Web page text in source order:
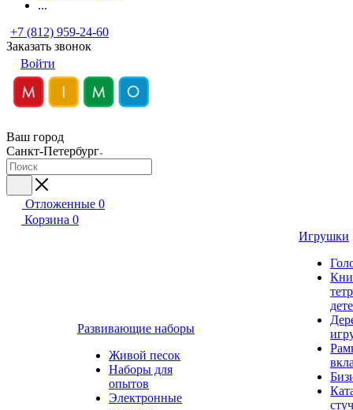
...
+7 (812) 959-24-60
Заказать звонок
Войти
Ваш город
Санкт-Петербург
Отложенные 0
Корзина 0
Развивающие наборы
Живой песок
Наборы для
опытов
Электронные
Игрушки